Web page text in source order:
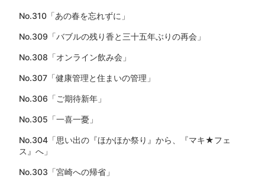
No.310「あの春を忘れずに」
No.309「バブルの残り香と三十五年ぶりの再会」
No.308「オンライン飲み会」
No.307「健康管理と住まいの管理」
No.306「ご期待新年」
No.305「一喜一憂」
No.304「思い出の『ほかほか祭り』から、『マキ★フェ
ス』へ」
No.303「宮崎への帰省」